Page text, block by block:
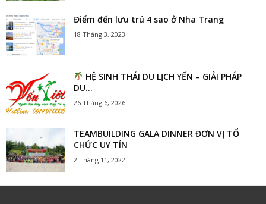
Điểm đến lưu trú 4 sao ở Nha Trang
18 Tháng 3, 2023
HỆ SINH THÁI DU LỊCH YẾN – GIẢI PHÁP
DU...
26 Tháng 6, 2026
TEAMBUILDING GALA DINNER ĐƠN VỊ TỔ
CHỨC UY TÍN
2 Tháng 11, 2022